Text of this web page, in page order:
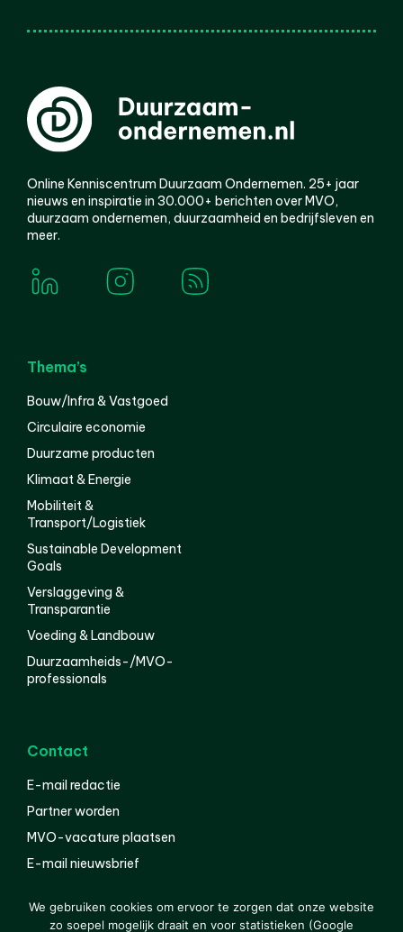
Online Kenniscentrum Duurzaam Ondernemen. 25+ jaar
nieuws en inspiratie in 30.000+ berichten over MVO,
duurzaam ondernemen, duurzaamheid en bedrijfsleven en
meer.
Thema’s
Bouw/Infra & Vastgoed
Circulaire economie
Duurzame producten
Klimaat & Energie
Mobiliteit &
Transport/Logistiek
Sustainable Development
Goals
Verslaggeving &
Transparantie
Voeding & Landbouw
Duurzaamheids-/MVO-
professionals
Contact
E-mail redactie
Partner worden
MVO-vacature plaatsen
E-mail nieuwsbrief
We gebruiken cookies om ervoor te zorgen dat onze website
zo soepel mogelijk draait en voor statistieken (Google